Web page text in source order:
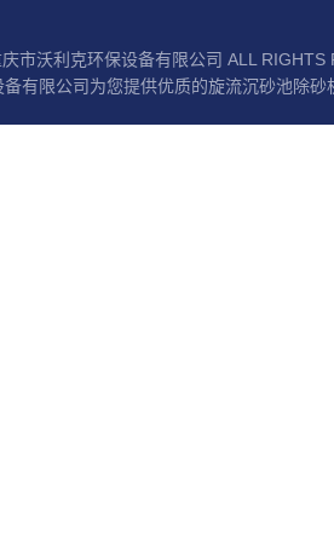
市沃利克环保设备有限公司 ALL RIGHTS
有限公司为您提供优质的旋流沉砂池除